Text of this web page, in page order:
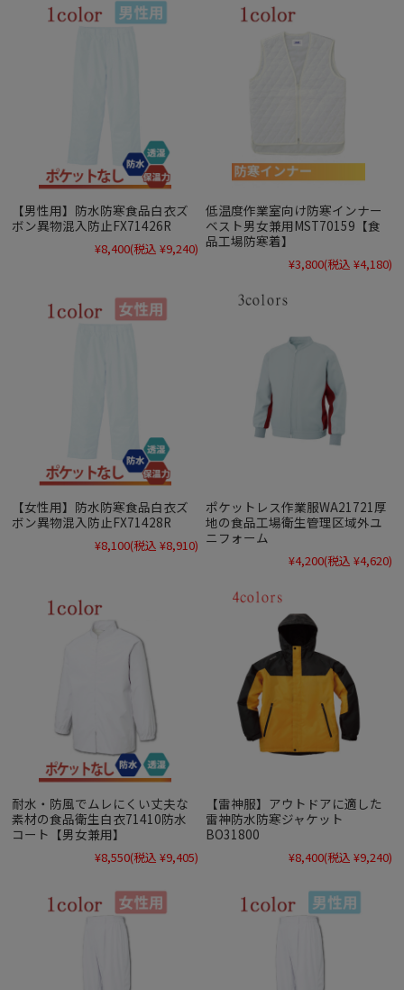
【男性用】防水防寒食品白衣ズ
ボン異物混入防止FX71426R
¥8,400(税込 ¥9,240)
低温度作業室向け防寒インナー
ベスト男女兼用MST70159【食
品工場防寒着】
¥3,800(税込 ¥4,180)
【女性用】防水防寒食品白衣ズ
ボン異物混入防止FX71428R
¥8,100(税込 ¥8,910)
ポケットレス作業服WA21721厚
地の食品工場衛生管理区域外ユ
ニフォーム
¥4,200(税込 ¥4,620)
耐水・防風でムレにくい丈夫な
素材の食品衛生白衣71410防水
コート【男女兼用】
¥8,550(税込 ¥9,405)
【雷神服】アウトドアに適した
雷神防水防寒ジャケット
BO31800
¥8,400(税込 ¥9,240)